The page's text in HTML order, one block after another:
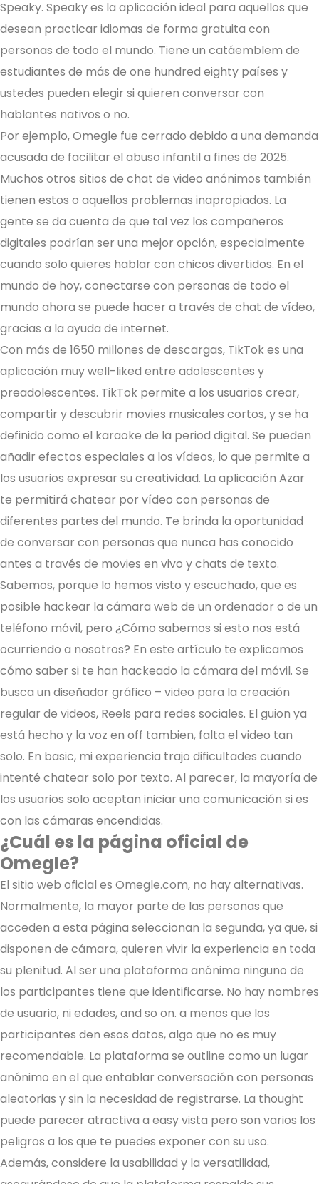
Speaky. Speaky es la aplicación ideal para aquellos que
desean practicar idiomas de forma gratuita con
personas de todo el mundo. Tiene un catáemblem de
estudiantes de más de one hundred eighty países y
ustedes pueden elegir si quieren conversar con
hablantes nativos o no.
Por ejemplo, Omegle fue cerrado debido a una demanda
acusada de facilitar el abuso infantil a fines de 2025.
Muchos otros sitios de chat de video anónimos también
tienen estos o aquellos problemas inapropiados. La
gente se da cuenta de que tal vez los compañeros
digitales podrían ser una mejor opción, especialmente
cuando solo quieres hablar con chicos divertidos. En el
mundo de hoy, conectarse con personas de todo el
mundo ahora se puede hacer a través de chat de vídeo,
gracias a la ayuda de internet.
Con más de 1650 millones de descargas, TikTok es una
aplicación muy well-liked entre adolescentes y
preadolescentes. TikTok permite a los usuarios crear,
compartir y descubrir movies musicales cortos, y se ha
definido como el karaoke de la period digital. Se pueden
añadir efectos especiales a los vídeos, lo que permite a
los usuarios expresar su creatividad. La aplicación Azar
te permitirá chatear por vídeo con personas de
diferentes partes del mundo. Te brinda la oportunidad
de conversar con personas que nunca has conocido
antes a través de movies en vivo y chats de texto.
Sabemos, porque lo hemos visto y escuchado, que es
posible hackear la cámara web de un ordenador o de un
teléfono móvil, pero ¿Cómo sabemos si esto nos está
ocurriendo a nosotros? En este artículo te explicamos
cómo saber si te han hackeado la cámara del móvil. Se
busca un diseñador gráfico – video para la creación
regular de videos, Reels para redes sociales. El guion ya
está hecho y la voz en off tambien, falta el video tan
solo. En basic, mi experiencia trajo dificultades cuando
intenté chatear solo por texto. Al parecer, la mayoría de
los usuarios solo aceptan iniciar una comunicación si es
con las cámaras encendidas.
¿Cuál es la página oficial de
Omegle?
El sitio web oficial es Omegle.com, no hay alternativas.
Normalmente, la mayor parte de las personas que
acceden a esta página seleccionan la segunda, ya que, si
disponen de cámara, quieren vivir la experiencia en toda
su plenitud. Al ser una plataforma anónima ninguno de
los participantes tiene que identificarse. No hay nombres
de usuario, ni edades, and so on. a menos que los
participantes den esos datos, algo que no es muy
recomendable. La plataforma se outline como un lugar
anónimo en el que entablar conversación con personas
aleatorias y sin la necesidad de registrarse. La thought
puede parecer atractiva a easy vista pero son varios los
peligros a los que te puedes exponer con su uso.
Además, considere la usabilidad y la versatilidad,